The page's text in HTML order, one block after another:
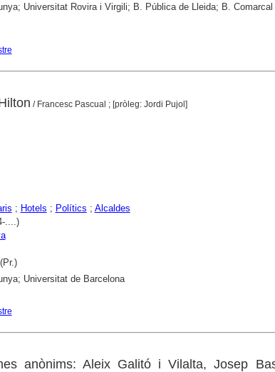
Universitat Rovira i Virgili; B. Pública de Lleida; B. Comarcal
/ Francesc Pascual ; [pròleg: Jordi Pujol]
; Hotels ; Polítics ; Alcaldes
....)
(Pr.)
Universitat de Barcelona
anònims: Aleix Galitó i Vilalta, Josep